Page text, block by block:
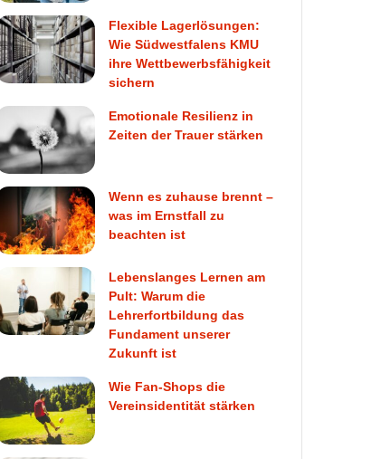
Flexible Lagerlösungen:
Wie Südwestfalens KMU
ihre Wettbewerbsfähigkeit
sichern
Emotionale Resilienz in
Zeiten der Trauer stärken
Wenn es zuhause brennt –
was im Ernstfall zu
beachten ist
Lebenslanges Lernen am
Pult: Warum die
Lehrerfortbildung das
Fundament unserer
Zukunft ist
Wie Fan-Shops die
Vereinsidentität stärken